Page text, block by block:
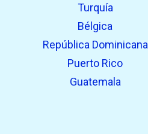
Turquía
Bélgica
República Dominicana
Puerto Rico
Guatemala